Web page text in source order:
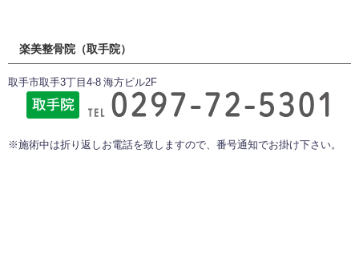
楽美整骨院（取手院）
取手市取手3丁目4-8 海方ビル2F
※施術中は折り返しお電話を致しますので、番号通知でお掛け下さい。